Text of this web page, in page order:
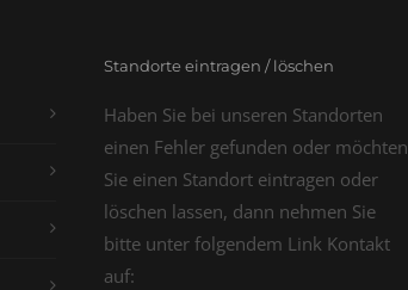
Standorte eintragen / löschen
Haben Sie bei unseren Standorten
einen Fehler gefunden oder möchten
Sie einen Standort eintragen oder
löschen lassen, dann nehmen Sie
bitte unter folgendem Link Kontakt
auf: